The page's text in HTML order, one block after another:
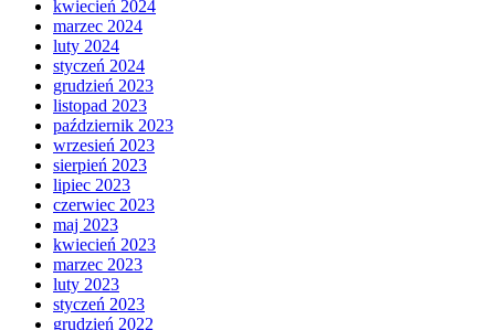
kwiecień 2024
marzec 2024
luty 2024
styczeń 2024
grudzień 2023
listopad 2023
październik 2023
wrzesień 2023
sierpień 2023
lipiec 2023
czerwiec 2023
maj 2023
kwiecień 2023
marzec 2023
luty 2023
styczeń 2023
grudzień 2022